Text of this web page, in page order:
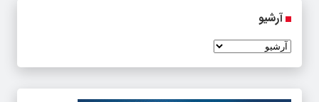
آرشیو